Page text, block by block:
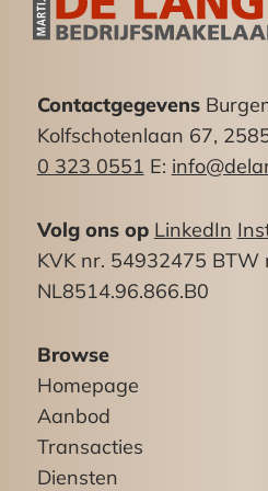
de Wassenaarseweg en
heeft u een uitstekende
openbaar vervoer is de
op loopafstand vindt u
tramhalte’s.
Parkeren:
Aan de openbare weg
en in de directe omgeving
aanwezig.
Koopsom:
€ 250.000,– kosten koper.
Contactgegevens
Kolfschotenlaan 67,
0 323 0551 E:
Volg ons op LinkedIn
KVK nr. 54932475 BTW
NL8514.96.866.B0
Browse
Homepage
Aanbod
Transacties
Diensten